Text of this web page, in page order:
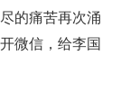
的痛苦再次涌
微信，给李国